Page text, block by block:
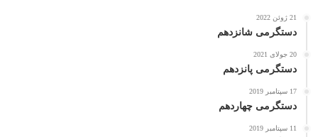
21 ژوئن 2022
دستگرمی شانزدهم
20 جولای 2021
دستگرمی پانزدهم
17 سپتامبر 2019
دستگرمی چهاردهم
11 سپتامبر 2019